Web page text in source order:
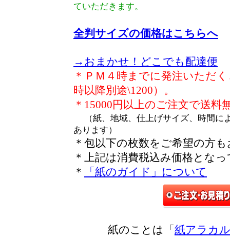
ていただきます。
全判サイズの価格はこちらへ
→おまかせ！どこでも配達便
＊ＰＭ４時までに発注いただ
時以降別途\1200）。
＊15000円以上のご注文で送料
（紙、地域、仕上げサイズ、時間
あります）
＊包以下の枚数をご希望の方
＊上記は消費税込み価格とな
＊
「紙のガイド」について
紙のことは「 紙アラカ